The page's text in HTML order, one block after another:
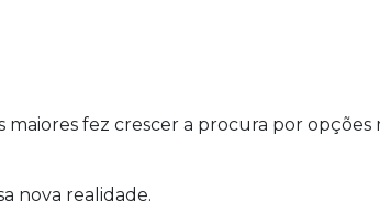
fez crescer a procura por opções
nova realidade.